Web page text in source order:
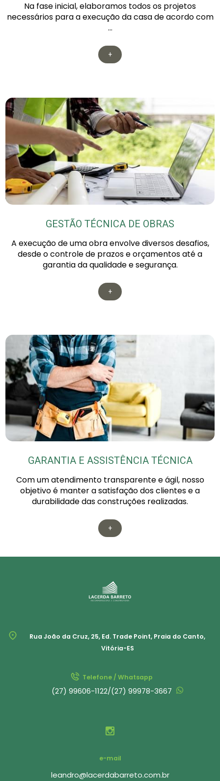
Na fase inicial, elaboramos todos os projetos
necessários para a execução da casa de acordo com
...
+
GESTÃO TÉCNICA DE OBRAS
A execução de uma obra envolve diversos desafios,
desde o controle de prazos e orçamentos até a
garantia da qualidade e segurança.
+
GARANTIA E ASSISTÊNCIA TÉCNICA
Com um atendimento transparente e ágil, nosso
objetivo é manter a satisfação dos clientes e a
durabilidade das construções realizadas.
+
Rua João da Cruz, 25, Ed. Trade Point, Praia do Canto,
Vitória-ES
Telefone / Whatsapp
(27) 99606-1122/(27) 99978-3667
e-mail
leandro@lacerdabarreto.com.br